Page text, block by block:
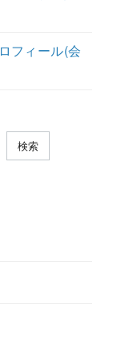
フィール(会
検索